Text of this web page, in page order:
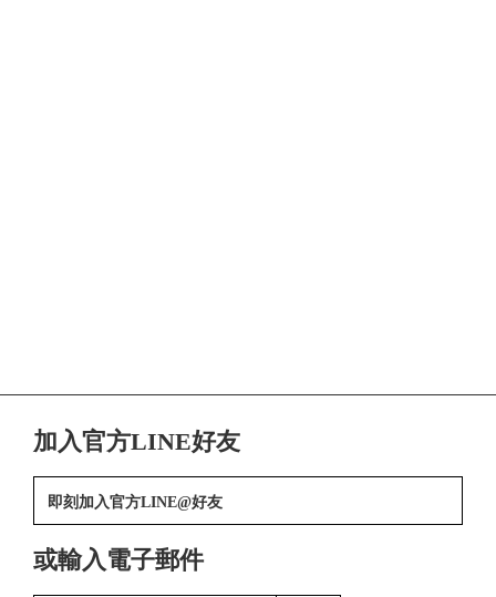
加入官方LINE好友
即刻加入官方LINE@好友
或輸入電子郵件